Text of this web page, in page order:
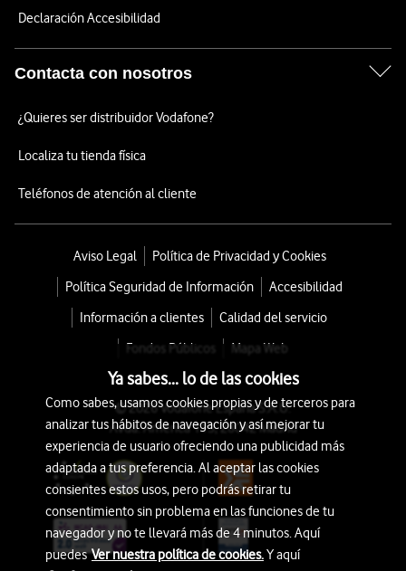
Declaración Accesibilidad
Contacta con nosotros
¿Quieres ser distribuidor Vodafone?
Localiza tu tienda física
Teléfonos de atención al cliente
Aviso Legal
Política de Privacidad y Cookies
Política Seguridad de Información
Accesibilidad
Información a clientes
Calidad del servicio
Fondos Públicos
Mapa Web
© 2026 Vodafone España S.A.U.
Avda. América 115, 28042 Madrid
Ya sabes... lo de las cookies
Como sabes, usamos cookies propias y de terceros para
analizar tus hábitos de navegación y así mejorar tu
experiencia de usuario ofreciendo una publicidad más
adaptada a tus preferencia. Al aceptar las cookies
consientes estos usos, pero podrás retirar tu
consentimiento sin problema en las funciones de tu
navegador y no te llevará más de 4 minutos. Aquí
puedesVer nuestra política de cookies.Y aquí